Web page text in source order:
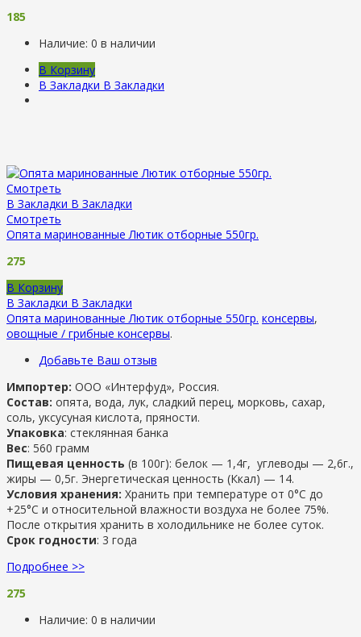
185
Наличие: 0 в наличии
В Корзину
В Закладки В Закладки
Смотреть
В Закладки В Закладки
Смотреть
Опята маринованные Лютик отборные 550гр.
275
В Корзину
В Закладки В Закладки
Опята маринованные Лютик отборные 550гр. консервы,
овощные / грибные консервы.
Добавьте Ваш отзыв
Импортер: ООО «Интерфуд», Россия.
Состав: опята, вода, лук, сладкий перец, морковь, сахар,
соль, уксусуная кислота, пряности.
Упаковка: стеклянная банка
Вес: 560 грамм
Пищевая ценность (в 100г): белок — 1,4г, углеводы — 2,6г.,
жиры — 0,5г. Энергетическая ценность (Ккал) — 14.
Условия хранения: Хранить при температуре от 0°С до
+25°С и относительной влажности воздуха не более 75%.
После открытия хранить в холодильнике не более суток.
Срок годности: 3 года
Подробнее >>
275
Наличие: 0 в наличии